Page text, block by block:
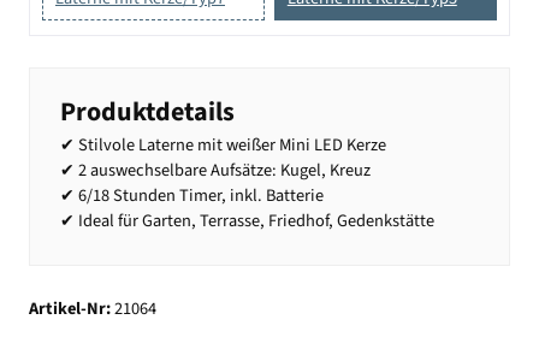
Produktdetails
✔ Stilvole Laterne mit weißer Mini LED Kerze
✔ 2 auswechselbare Aufsätze: Kugel, Kreuz
✔ 6/18 Stunden Timer, inkl. Batterie
✔ Ideal für Garten, Terrasse, Friedhof, Gedenkstätte
Artikel-Nr:21064